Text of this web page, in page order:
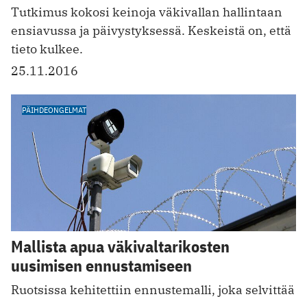
Tutkimus kokosi keinoja väkivallan hallintaan
ensiavussa ja päivystyksessä. Keskeistä on, että
tieto kulkee.
25.11.2016
PÄIHDEONGELMAT
Mallista apua väkivaltarikosten
uusimisen ennustamiseen
Ruotsissa kehitettiin ennustemalli, joka selvittää